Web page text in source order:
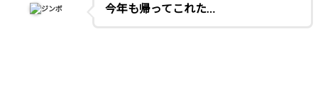
今年も帰ってこれた…
ジンボ